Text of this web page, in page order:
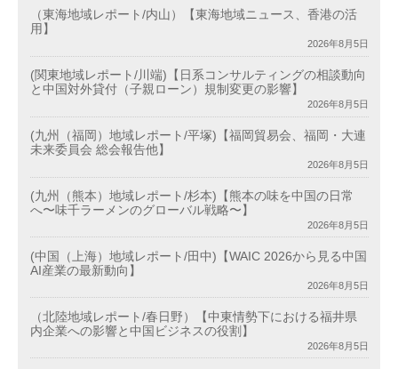
（東海地域レポート/内山）【東海地域ニュース、香港の活
用】
2026年8月5日
(関東地域レポート/川端)【日系コンサルティングの相談動向
と中国対外貸付（子親ローン）規制変更の影響】
2026年8月5日
(九州（福岡）地域レポート/平塚)【福岡貿易会、福岡・大連
未来委員会 総会報告他】
2026年8月5日
(九州（熊本）地域レポート/杉本)【熊本の味を中国の日常
へ〜味千ラーメンのグローバル戦略〜】
2026年8月5日
(中国（上海）地域レポート/田中)【WAIC 2026から見る中国
AI産業の最新動向】
2026年8月5日
（北陸地域レポート/春日野）【中東情勢下における福井県
内企業への影響と中国ビジネスの役割】
2026年8月5日